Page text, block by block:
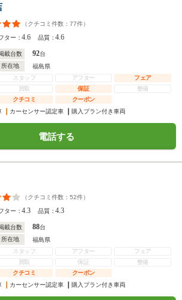
（クチコミ件数： 77件）
ター：4.6 品質：4.6
載台数 92台
所在地
福島県
スタッフ
アフター
フェア
買取
保証
整備
クチコミ
クーポン
カーセンサー認定車 購入プラン付き車両
電話する
（クチコミ件数： 52件）
ター：4.3 品質：4.3
載台数 88台
所在地
福島県
スタッフ
アフター
フェア
買取
保証
整備
クチコミ
クーポン
カーセンサー認定車 購入プラン付き車両